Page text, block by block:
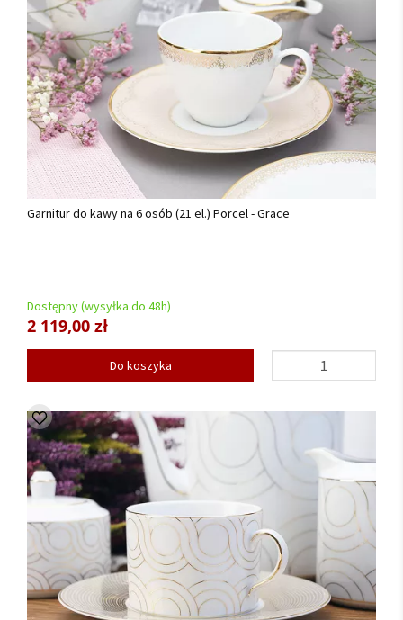
Garnitur do kawy na 6 osób (21 el.) Porcel - Grace
Dostępny (wysyłka do 48h)
2 119,00 zł
Do koszyka